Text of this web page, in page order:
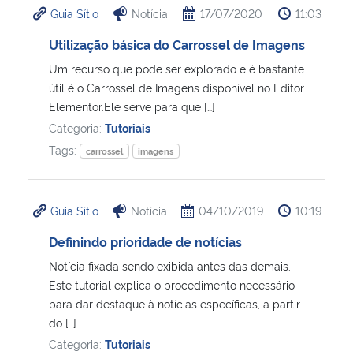
Ministério da Cidadania
Ministério de Minas e Energia
Ministério da Ciência, Tecnologia, Inovações e Comunicações
Ministério do Meio Ambiente
Ministério do Turismo
Ministério do Desenvolvimento Regional
Controladoria-Geral da União
Ministério da Mulher, da Família e dos Direitos Humanos
Guia Sítio Notícia 17/07/2020 11:03
Utilização básica do Carrossel de Imagens
Um recurso que pode ser explorado e é bastante
útil é o Carrossel de Imagens disponível no Editor
Elementor.Ele serve para que […]
Categoria: Tutoriais
Tags:
carrossel imagens
Guia Sítio Notícia 04/10/2019 10:19
Definindo prioridade de notícias
Notícia fixada sendo exibida antes das demais.
Este tutorial explica o procedimento necessário
para dar destaque à notícias específicas, a partir
do […]
Categoria: Tutoriais